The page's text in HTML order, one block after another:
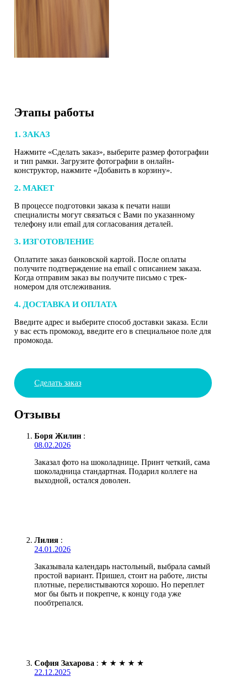
Этапы работы
1. ЗАКАЗ
Нажмите «Сделать заказ», выберите размер фотографии
и тип рамки. Загрузите фотографии в онлайн-
конструктор, нажмите «Добавить в корзину».
2. МАКЕТ
В процессе подготовки заказа к печати наши
специалисты могут связаться с Вами по указанному
телефону или email для согласования деталей.
3. ИЗГОТОВЛЕНИЕ
Оплатите заказ банковской картой. После оплаты
получите подтверждение на email с описанием заказа.
Когда отправим заказ вы получите письмо с трек-
номером для отслеживания.
4. ДОСТАВКА И ОПЛАТА
Введите адрес и выберите способ доставки заказа. Если
у вас есть промокод, введите его в специальное поле для
промокода.
Сделать заказ
Отзывы
Боря Жилин :
08.02.2026
Заказал фото на шоколаднице. Принт четкий, сама
шоколадница стандартная. Подарил коллеге на
выходной, остался доволен.
Лилия :
24.01.2026
Заказывала календарь настольный, выбрала самый
простой вариант. Пришел, стоит на работе, листы
плотные, перелистываются хорошо. Но переплет
мог бы быть и покрепче, к концу года уже
пообтрепался.
София Захарова : ★ ★ ★ ★ ★
22.12.2025